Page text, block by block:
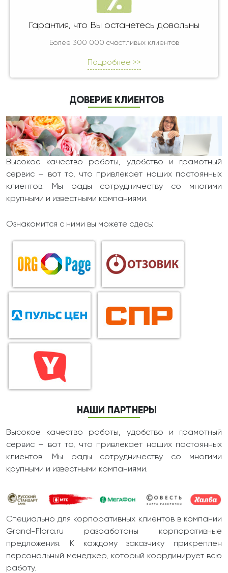
Гарантия, что Вы останетесь довольны
Более 300 000 счастливых клиентов
Подробнее >>
ДОВЕРИЕ КЛИЕНТОВ
Высокое качество работы, удобство и грамотный
сервис – вот то, что привлекает наших постоянных
клиентов. Мы рады сотрудничеству со многими
крупными и известными компаниями.
Ознакомится с ними вы можете сдесь:
НАШИ ПАРТНЕРЫ
Высокое качество работы, удобство и грамотный
сервис – вот то, что привлекает наших постоянных
клиентов. Мы рады сотрудничеству со многими
крупными и известными компаниями.
Специально для корпоративных клиентов в компании
Grand-Flora.ru разработаны корпоративные
предложения. К каждому заказчику прикреплен
персональный менеджер, который координирует всю
работу.